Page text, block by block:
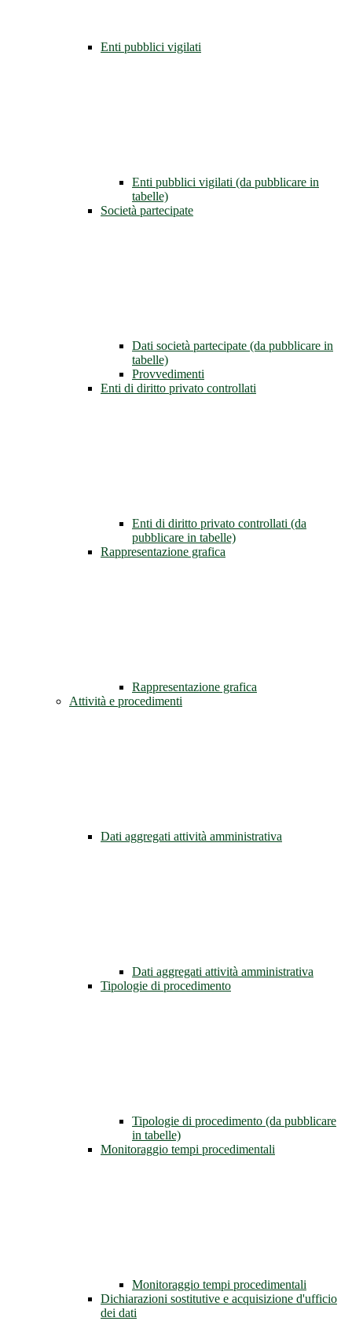
Enti pubblici vigilati
Enti pubblici vigilati (da pubblicare in
tabelle)
Società partecipate
Dati società partecipate (da pubblicare in
tabelle)
Provvedimenti
Enti di diritto privato controllati
Enti di diritto privato controllati (da
pubblicare in tabelle)
Rappresentazione grafica
Rappresentazione grafica
Attività e procedimenti
Dati aggregati attività amministrativa
Dati aggregati attività amministrativa
Tipologie di procedimento
Tipologie di procedimento (da pubblicare
in tabelle)
Monitoraggio tempi procedimentali
Monitoraggio tempi procedimentali
Dichiarazioni sostitutive e acquisizione d'ufficio
dei dati